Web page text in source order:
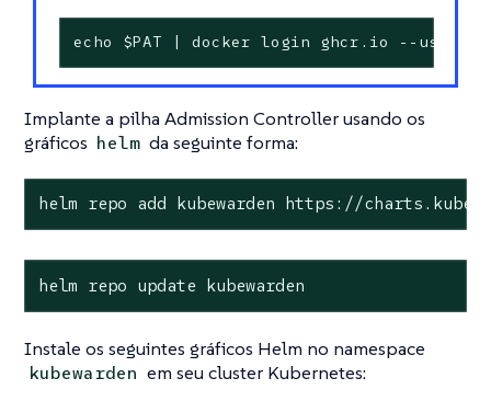
echo $PAT | docker login ghcr.io --
Implante a pilha Admission Controller usando os
gráficos helm da seguinte forma:
helm repo add kubewarden https://
helm repo update kubewarden
Instale os seguintes gráficos Helm no namespace
kubewarden em seu cluster Kubernetes: